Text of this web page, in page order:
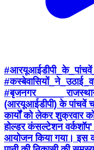
#बृजनगर_____
(आरयूआईडीपी) के पांचवें
कार्यों को लेकर शुक्रवार
होल्डर कंसल्टेशन वर्कशॉप'
आयोजन किया गया। इस